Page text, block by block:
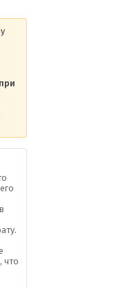
при
что